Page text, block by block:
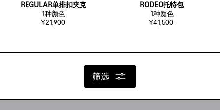
REGULAR单排扣夹克
1种颜色
¥21,900
RODEO托特包
1种颜色
¥41,500
筛选